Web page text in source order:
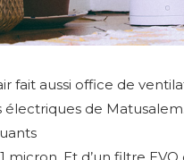
fait aussi office de
de